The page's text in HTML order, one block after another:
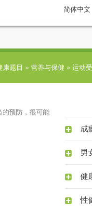
简体中文
性
康题目 » 营养与保健 » 运动
成
男
健
性
的预防，很可能